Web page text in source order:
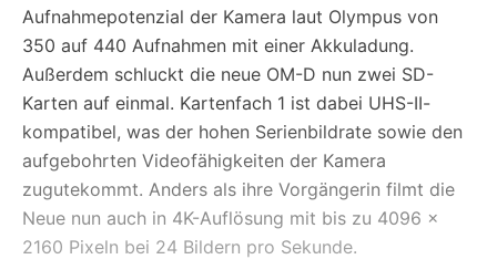
Aufnahmepotenzial der Kamera laut Olympus von
350 auf 440 Aufnahmen mit einer Akkuladung.
Außerdem schluckt die neue OM-D nun zwei SD-
Karten auf einmal. Kartenfach 1 ist dabei UHS-II-
kompatibel, was der hohen Serienbildrate sowie den
aufgebohrten Videofähigkeiten der Kamera
zugutekommt. Anders als ihre Vorgängerin filmt die
Neue nun auch in 4K-Auflösung mit bis zu 4096 ×
2160 Pixeln bei 24 Bildern pro Sekunde.